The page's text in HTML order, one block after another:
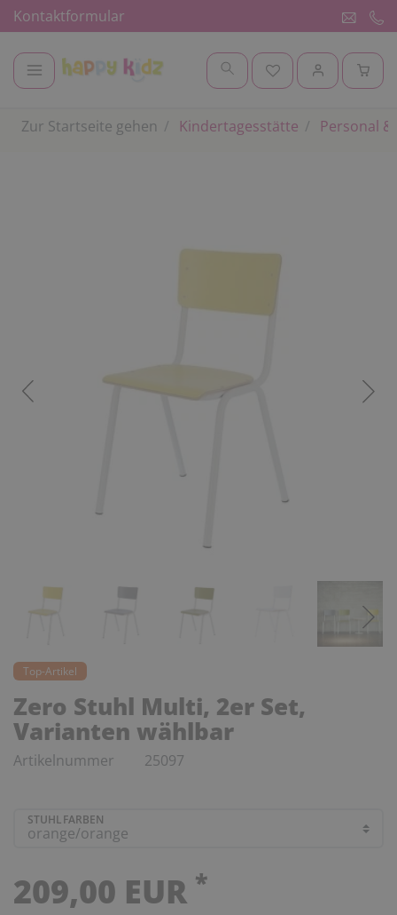
Kontaktformular
Zur Startseite gehen Kindertagesstätte Personal
Top-Artikel
Zero Stuhl Multi, 2er Set,
Varianten wählbar
Artikelnummer 25097
STUHLFARBEN
209,00 EUR *